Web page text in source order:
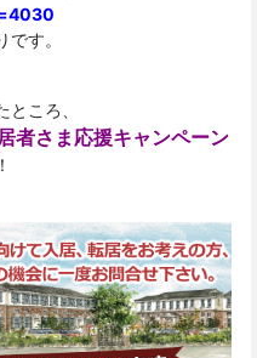
す。
ころ、
者さま応援キャンペーン